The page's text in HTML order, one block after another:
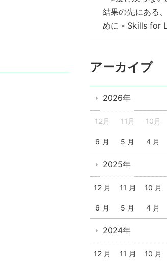
結果の先にある
めに - Skills for
アーカイブ
2026年
12月 11月 10月
6 月 5 月 4 月
2025年
12 月 11 月 10 月
6 月 5 月 4 月
2024年
12 月 11 月 10 月